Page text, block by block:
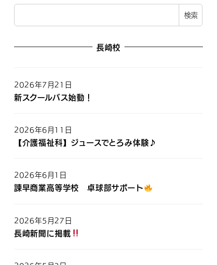
検索
長崎校
新スクールバス始動！
2026年7月21日
【介護福祉科】ジュースでとろみ体験♪
2026年6月11日
諫早商業高等学校 卓球部サポート
2026年6月1日
長崎新聞に掲載
2026年5月27日